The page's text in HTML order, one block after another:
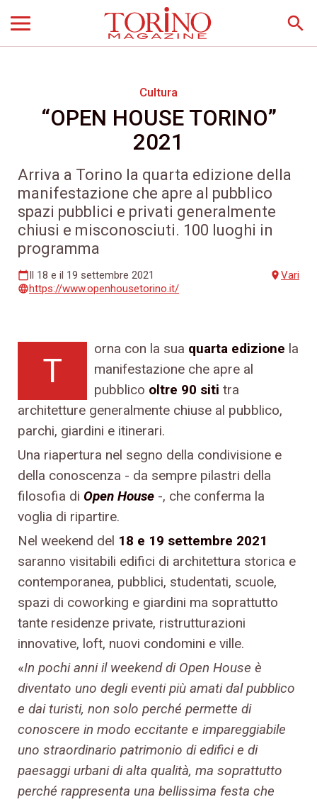
search
Cultura
“OPEN HOUSE TORINO”
2021
Arriva a Torino la quarta edizione della
manifestazione che apre al pubblico
spazi pubblici e privati generalmente
chiusi e misconosciuti. 100 luoghi in
programma
calendar_todayIl 18 e il 19 settembre 2021 placeVari
languagehttps://www.openhousetorino.it/
T
orna con la sua quarta edizione la
manifestazione che apre al
pubblico oltre 90 siti tra
architetture generalmente chiuse al pubblico,
parchi, giardini e itinerari.
Una riapertura nel segno della condivisione e
della conoscenza - da sempre pilastri della
filosofia di Open House -, che conferma la
voglia di ripartire.
Nel weekend del 18 e 19 settembre 2021
saranno visitabili edifici di architettura storica e
contemporanea, pubblici, studentati, scuole,
spazi di coworking e giardini ma soprattutto
tante residenze private, ristrutturazioni
innovative, loft, nuovi condomini e ville.
«In pochi anni il weekend di Open House è
diventato uno degli eventi più amati dal pubblico
e dai turisti, non solo perché permette di
conoscere in modo eccitante e impareggiabile
uno straordinario patrimonio di edifici e di
paesaggi urbani di alta qualità, ma soprattutto
perché rappresenta una bellissima festa che